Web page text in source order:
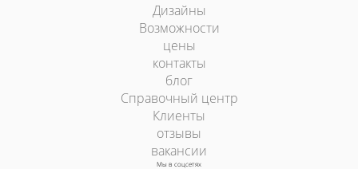
Дизайны
Возможности
цены
контакты
блог
Справочный центр
Клиенты
отзывы
вакансии
Мы в соцсетях